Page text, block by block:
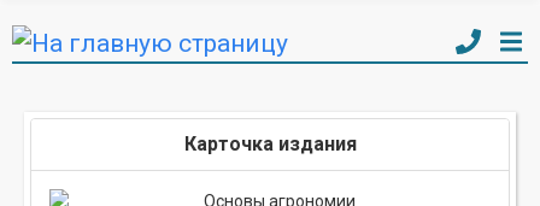
Карточка издания